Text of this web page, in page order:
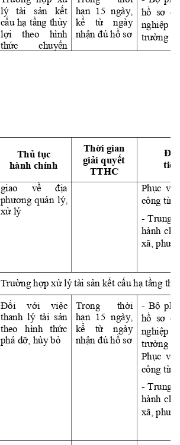
lý
tài sản
kết
cấu hạ tầng thủy
lợi
theo
hình
thức
chuyển
hạn 15 ngày,
kể
từ
ngày
nhận đủ hồ sơ
hồ sơ
nghiệp
trường
Thủ tục
hành chính
Thời gian
giải quyết
TTHC
Địa
tiếp
giao về
địa
phương quản lý,
xử lý
Phục vụ
công
- Trung
hành
xã,
Trường hợp xử lý tài sản kết cấu hạ tầng
Đối với
việc
thanh lý tài sản
theo
hình
thức
phá dỡ, hủy bỏ
Trong
thời
hạn 15 ngày,
kể
từ
ngày
nhận đủ hồ sơ
- Bộ
hồ sơ
nghiệp
trường
Phục vụ
công
- Trung
hành
xã,